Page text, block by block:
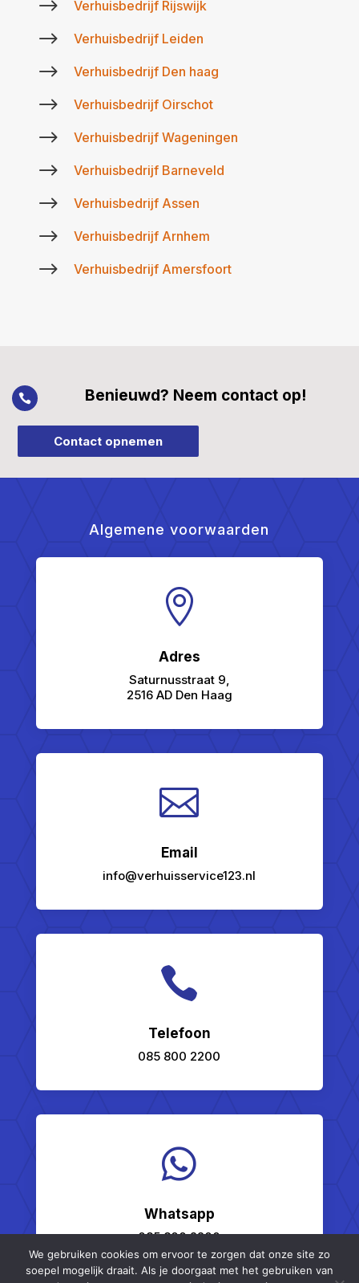
$ Verhuisbedrijf Rijswijk
$ Verhuisbedrijf Leiden
$ Verhuisbedrijf Den haag
$ Verhuisbedrijf Oirschot
$ Verhuisbedrijf Wageningen
$ Verhuisbedrijf Barneveld
$ Verhuisbedrijf Assen
$ Verhuisbedrijf Arnhem
$ Verhuisbedrijf Amersfoort
 Benieuwd? Neem contact op!
Contact opnemen
Algemene voorwaarden

Adres
Saturnusstraat 9,
2516 AD Den Haag

Email
info@verhuisservice123.nl

Telefoon
085 800 2200

Whatsapp
085 800 2200
We gebruiken cookies om ervoor te zorgen dat onze site zo
soepel mogelijk draait. Als je doorgaat met het gebruiken van